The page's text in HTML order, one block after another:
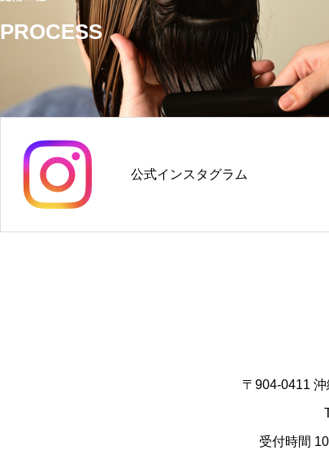
の
ー
PROCESS
公式インスタグラム
〒904-0411
受付時間